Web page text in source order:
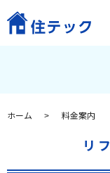
ホーム 料金案内
リ